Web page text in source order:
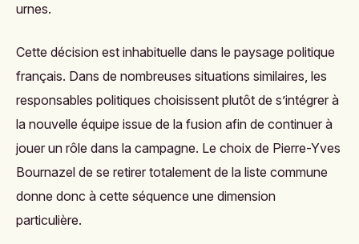
urnes.
Cette décision est inhabituelle dans le paysage politique
français. Dans de nombreuses situations similaires, les
responsables politiques choisissent plutôt de s’intégrer à
la nouvelle équipe issue de la fusion afin de continuer à
jouer un rôle dans la campagne. Le choix de Pierre-Yves
Bournazel de se retirer totalement de la liste commune
donne donc à cette séquence une dimension
particulière.